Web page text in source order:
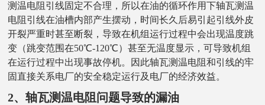
测温电阻引线固定不合理，所以在油的循环作用下轴瓦测温
电阻引线在油槽内部产生摆动，时间长久后易引起引线外皮
开裂严重时甚至断裂，导致在机组运行过程中会出现温度跳
变（跳变范围在50℃-120℃）甚至无温度显示，可导致机组
在运行过程中出现事故停机。因此轴瓦测温电阻和引线的牢
固直接关系电厂的安全稳定运行及电厂的经济效益。
2、轴瓦测温电阻问题导致的漏油